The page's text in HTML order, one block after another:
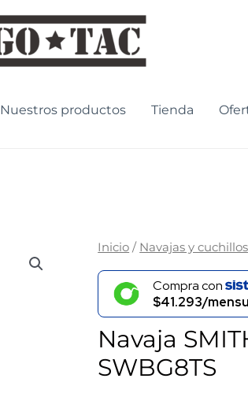
Nuestros productos Tienda
Inicio / Navajas y cuchillos
Compra con
$41.293/
Navaja
SWBG8TS